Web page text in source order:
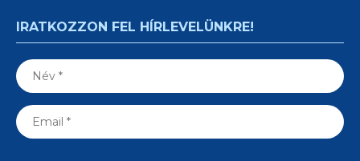
IRATKOZZON FEL HÍRLEVELÜNKRE!